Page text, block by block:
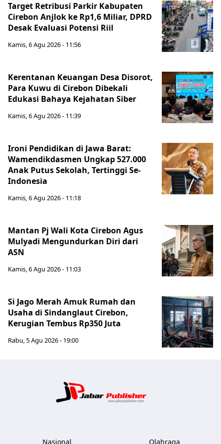
Target Retribusi Parkir Kabupaten
Cirebon Anjlok ke Rp1,6 Miliar, DPRD
Desak Evaluasi Potensi Riil
Kamis, 6 Agu 2026 - 11:56
Kerentanan Keuangan Desa Disorot,
Para Kuwu di Cirebon Dibekali
Edukasi Bahaya Kejahatan Siber
Kamis, 6 Agu 2026 - 11:39
Ironi Pendidikan di Jawa Barat:
Wamendikdasmen Ungkap 527.000
Anak Putus Sekolah, Tertinggi Se-
Indonesia
Kamis, 6 Agu 2026 - 11:18
Mantan Pj Wali Kota Cirebon Agus
Mulyadi Mengundurkan Diri dari
ASN
Kamis, 6 Agu 2026 - 11:03
Si Jago Merah Amuk Rumah dan
Usaha di Sindanglaut Cirebon,
Kerugian Tembus Rp350 Juta
Rabu, 5 Agu 2026 - 19:00
Nasional Olahraga